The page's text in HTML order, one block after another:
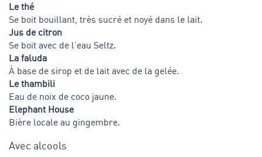
Le thé
Se boit bouillant, très sucré et noyé dans le lait.
Jus de citron
Se boit avec de l’eau Seltz.
La faluda
À base de sirop et de lait avec de la gelée.
Le thambili
Eau de noix de coco jaune.
Elephant House
Bière locale au gingembre.
Avec alcools